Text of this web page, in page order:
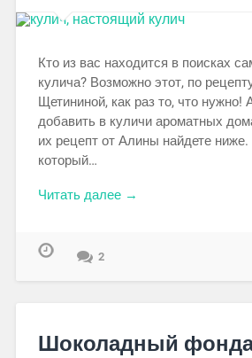
Кто из вас находится в поисках
кулича? Возможно этот, по
Щетининой, как раз то, что нужно!
добавить в куличи ароматных
их рецепт от Алины найдете
который…
Читать далее →
2
Шоколадный